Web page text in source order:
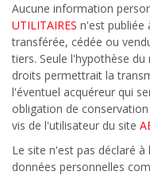
Aucune information
UTILITAIRES n'est publiée
transférée, cédée ou
tiers. Seule l'hypothèse du
droits permettrait la
l'éventuel acquéreur qui
obligation de
vis de l'utilisateur du site
Le site n'est pas déclaré
données personnelles